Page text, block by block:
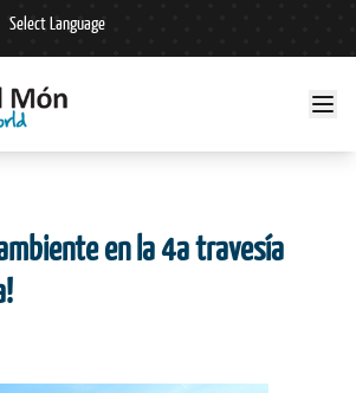
Select Language
▼
en la 4a travesía